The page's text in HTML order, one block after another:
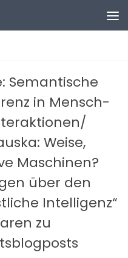
Semantische
in Mensch-
Weise,
Maschinen?
über den
Intelligenz“
zu